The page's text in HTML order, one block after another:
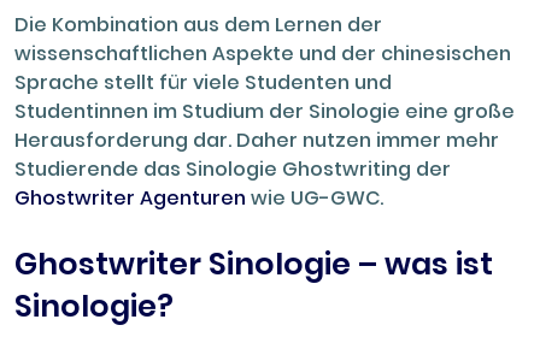
Die Kombination aus dem Lernen der
wissenschaftlichen Aspekte und der chinesischen
Sprache stellt für viele Studenten und
Studentinnen im Studium der Sinologie eine große
Herausforderung dar. Daher nutzen immer mehr
Studierende das Sinologie Ghostwriting der
Ghostwriter Agenturen wie UG-GWC.
Ghostwriter Sinologie – was ist
Sinologie?